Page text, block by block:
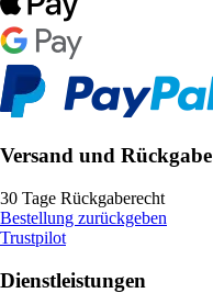
Versand und Rückgabe
30 Tage Rückgaberecht
Bestellung zurückgeben
Trustpilot
Dienstleistungen